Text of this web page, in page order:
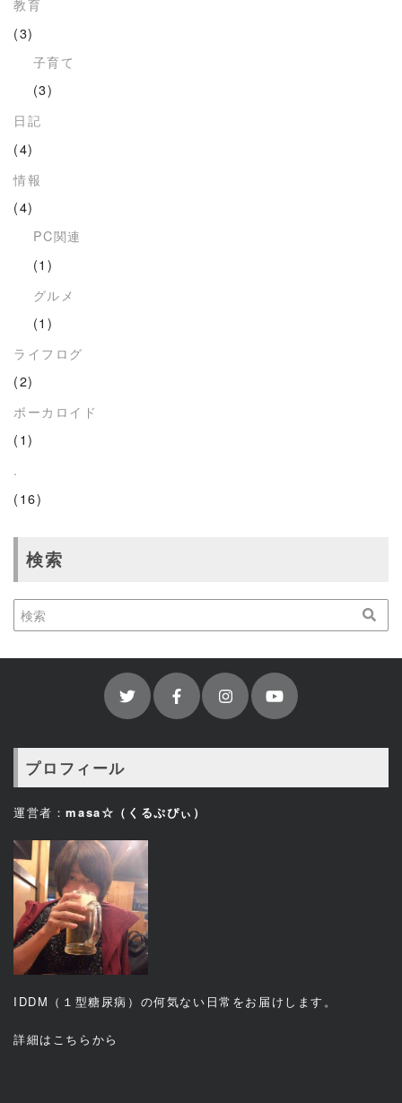
教育
(3)
子育て
(3)
日記
(4)
情報
(4)
PC関連
(1)
グルメ
(1)
ライフログ
(2)
ボーカロイド
(1)
.
(16)
検索
プロフィール
運営者：masa☆（くるぷぴぃ）
IDDM（１型糖尿病）の何気ない日常をお届けします。
詳細は こちら から